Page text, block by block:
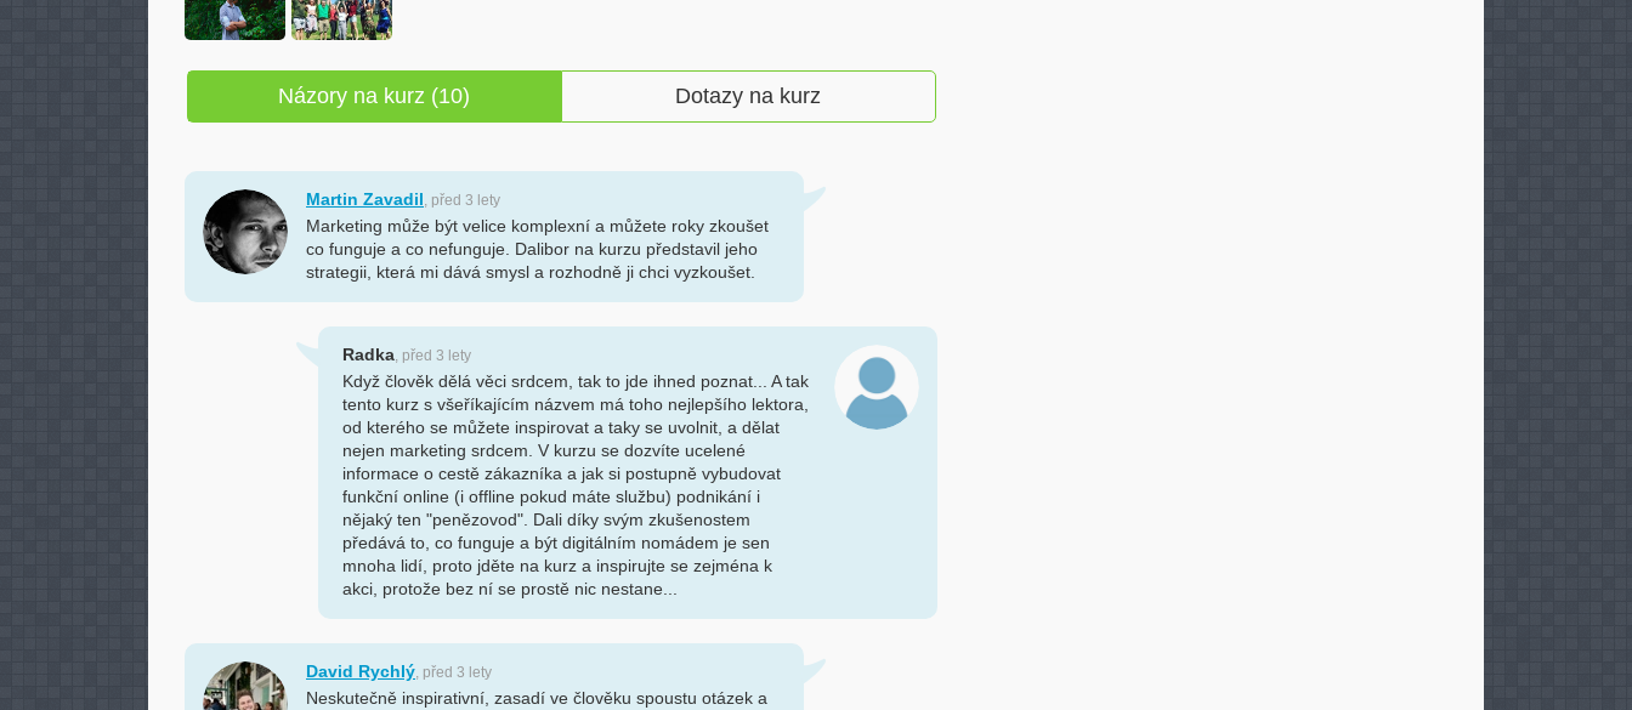
Názory na kurz (10) Dotazy na kurz
Martin Zavadil, před 3 lety
Marketing může být velice komplexní a můžete roky zkoušet
co funguje a co nefunguje. Dalibor na kurzu představil jeho
strategii, která mi dává smysl a rozhodně ji chci vyzkoušet.
Radka, před 3 lety
Když člověk dělá věci srdcem, tak to jde ihned poznat... A tak
tento kurz s všeříkajícím názvem má toho nejlepšího lektora,
od kterého se můžete inspirovat a taky se uvolnit, a dělat
nejen marketing srdcem. V kurzu se dozvíte ucelené
informace o cestě zákazníka a jak si postupně vybudovat
funkční online (i offline pokud máte službu) podnikání i
nějaký ten "penězovod". Dali díky svým zkušenostem
předává to, co funguje a být digitálním nomádem je sen
mnoha lidí, proto jděte na kurz a inspirujte se zejména k
akci, protože bez ní se prostě nic nestane...
David Rychlý, před 3 lety
Neskutečně inspirativní, zasadí ve člověku spoustu otázek a